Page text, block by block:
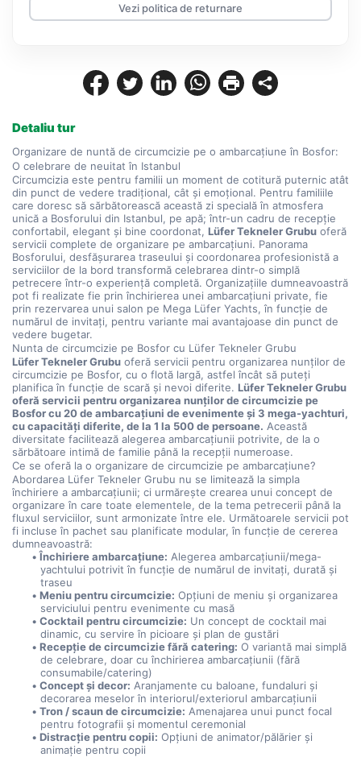
Detaliu tur
Organizare de nuntă de circumcizie pe o ambarcațiune în Bosfor:
O celebrare de neuitat în Istanbul
Circumcizia este pentru familii un moment de cotitură puternic atât
din punct de vedere tradițional, cât și emoțional. Pentru familiile
care doresc să sărbătorească această zi specială în atmosfera
unică a Bosforului din Istanbul, pe apă; într-un cadru de recepție
confortabil, elegant și bine coordonat, Lüfer Tekneler Grubu oferă
servicii complete de organizare pe ambarcațiuni. Panorama
Bosforului, desfășurarea traseului și coordonarea profesionistă a
serviciilor de la bord transformă celebrarea dintr-o simplă
petrecere într-o experiență completă. Organizațiile dumneavoastră
pot fi realizate fie prin închirierea unei ambarcațiuni private, fie
prin rezervarea unui salon pe Mega Lüfer Yachts, în funcție de
numărul de invitați, pentru variante mai avantajoase din punct de
vedere bugetar.
Nunta de circumcizie pe Bosfor cu Lüfer Tekneler Grubu
Lüfer Tekneler Grubu oferă servicii pentru organizarea nunților de
circumcizie pe Bosfor, cu o flotă largă, astfel încât să puteți
planifica în funcție de scară și nevoi diferite. Lüfer Tekneler Grubu
oferă servicii pentru organizarea nunților de circumcizie pe
Bosfor cu 20 de ambarcațiuni de evenimente și 3 mega-yachturi,
cu capacități diferite, de la 1 la 500 de persoane. Această
diversitate facilitează alegerea ambarcațiunii potrivite, de la o
sărbătoare intimă de familie până la recepții numeroase.
Ce se oferă la o organizare de circumcizie pe ambarcațiune?
Abordarea Lüfer Tekneler Grubu nu se limitează la simpla
închiriere a ambarcațiunii; ci urmărește crearea unui concept de
organizare în care toate elementele, de la tema petrecerii până la
fluxul serviciilor, sunt armonizate între ele. Următoarele servicii pot
fi incluse în pachet sau planificate modular, în funcție de cererea
dumneavoastră:
Închiriere ambarcațiune: Alegerea ambarcațiunii/mega-
yachtului potrivit în funcție de numărul de invitați, durată și
traseu
Meniu pentru circumcizie: Opțiuni de meniu și organizarea
serviciului pentru evenimente cu masă
Cocktail pentru circumcizie: Un concept de cocktail mai
dinamic, cu servire în picioare și plan de gustări
Recepție de circumcizie fără catering: O variantă mai simplă
de celebrare, doar cu închirierea ambarcațiunii (fără
consumabile/catering)
Concept și decor: Aranjamente cu baloane, fundaluri și
decorarea meselor în interiorul/exteriorul ambarcațiunii
Tron / scaun de circumcizie: Amenajarea unui punct focal
pentru fotografii și momentul ceremonial
Distracție pentru copii: Opțiuni de animator/pălărier și
animație pentru copii
Vezi politica de returnare